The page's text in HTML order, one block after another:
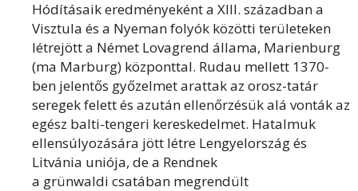
Hódításaik eredményeként a XIII. században a
Visztula és a Nyeman folyók közötti területeken
létrejött a Német Lovagrend állama, Marienburg
(ma Marburg) központtal. Rudau mellett 1370-
ben jelentős győzelmet arattak az orosz-tatár
seregek felett és azután ellenőrzésük alá vonták az
egész balti-tengeri kereskedelmet. Hatalmuk
ellensúlyozására jött létre Lengyelország és
Litvánia uniója, de a Rendnek
a grünwaldi csatában megrendült